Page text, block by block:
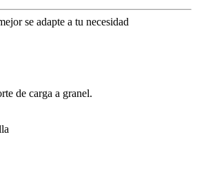
se adapte a tu necesidad
de carga a granel.